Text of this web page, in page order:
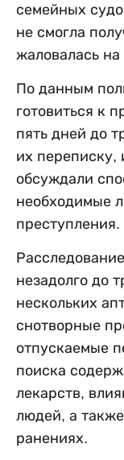
семейных
не смогла
жаловалась
По данным
готовиться к
пять дней до
их переписку,
обсуждали
необходимые
преступления.
незадолго до
нескольких
снотворные
отпускаемые
поиска
лекарств,
людей, а
ранениях.